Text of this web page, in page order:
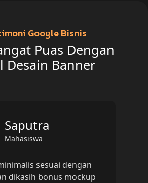
Google Bisnis
Puas Dengan
Desain Banner
Saputra
Mahasiswa
sesuai dengan
dikasih bonus mockup